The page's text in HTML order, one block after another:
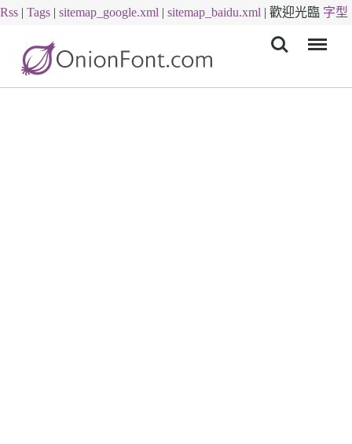
Rss | Tags | sitemap_google.xml | sitemap_baidu.xml | 歡迎光臨 字型